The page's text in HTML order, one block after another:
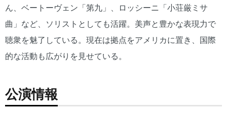
ん、ベートーヴェン「第九」、ロッシーニ「小荘厳ミサ
曲」など、ソリストとしても活躍。美声と豊かな表現力で
聴衆を魅了している。現在は拠点をアメリカに置き、国際
的な活動も広がりを見せている。
公演情報